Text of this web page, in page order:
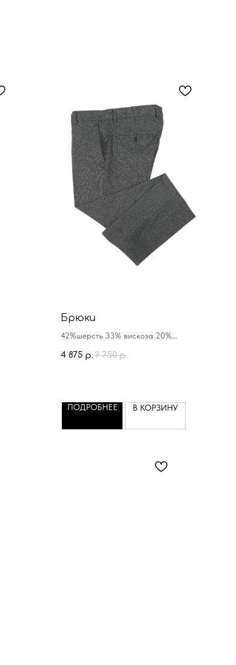
Брюки
42%шерсть 33% вискоза 20%
4 875 р. 9 750 р.
ПОДРОБНЕЕ В КОРЗИНУ